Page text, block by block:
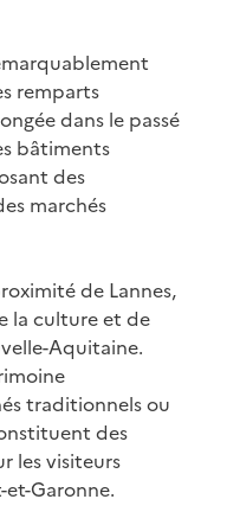
remparts
dans le passé
bâtiments
des
marchés
de Lannes,
la culture et de
Aquitaine.
traditionnels ou
des
les visiteurs
Garonne.